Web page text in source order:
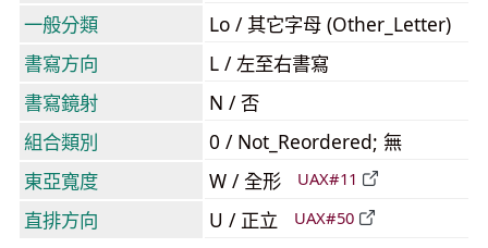
一般分類
Lo / 其它字母 (Other_Letter)
書寫方向
L / 左至右書寫
書寫鏡射
N / 否
組合類別
0 / Not_Reordered; 無
東亞寬度
W / 全形 UAX#11
直排方向 U / 正立 UAX#50